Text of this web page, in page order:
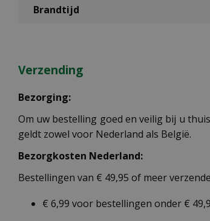
Brandtijd
Verzending
Bezorging:
Om uw bestelling goed en veilig bij u
geldt zowel voor Nederland als België.
Bezorgkosten Nederland:
Bestellingen van € 49,95 of meer
€ 6,99 voor bestellingen onder €